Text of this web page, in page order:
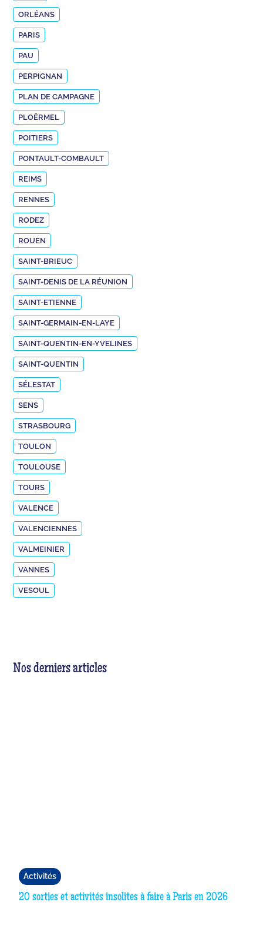
ORLÉANS
PARIS
PAU
PERPIGNAN
PLAN DE CAMPAGNE
PLOËRMEL
POITIERS
PONTAULT-COMBAULT
REIMS
RENNES
RODEZ
ROUEN
SAINT-BRIEUC
SAINT-DENIS DE LA RÉUNION
SAINT-ETIENNE
SAINT-GERMAIN-EN-LAYE
SAINT-QUENTIN-EN-YVELINES
SAINT-QUENTIN
SÉLESTAT
SENS
STRASBOURG
TOULON
TOULOUSE
TOURS
VALENCE
VALENCIENNES
VALMEINIER
VANNES
VESOUL
Nos derniers articles
Activités
20 sorties et activités insolites à faire à Paris en 2026